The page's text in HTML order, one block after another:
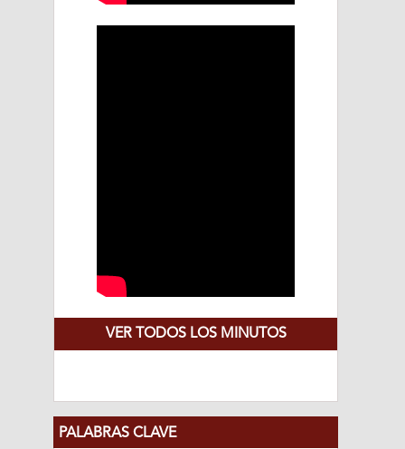
VER TODOS LOS MINUTOS
PALABRAS CLAVE